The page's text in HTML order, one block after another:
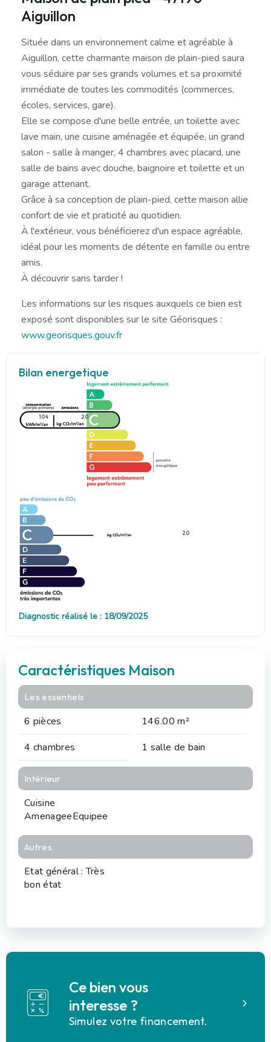
Aiguillon
Située dans un environnement calme et agréable à
Aiguillon, cette charmante maison de plain-pied saura
vous séduire par ses grands volumes et sa proximité
immédiate de toutes les commodités (commerces,
écoles, services, gare).
Elle se compose d'une belle entrée, un toilette avec
lave main, une cuisine aménagée et équipée, un grand
salon - salle à manger, 4 chambres avec placard, une
salle de bains avec douche, baignoire et toilette et un
garage attenant.
Grâce à sa conception de plain-pied, cette maison allie
confort de vie et praticité au quotidien.
À l'extérieur, vous bénéficierez d'un espace agréable,
idéal pour les moments de détente en famille ou entre
amis.
À découvrir sans tarder !
Les informations sur les risques auxquels ce bien est
exposé sont disponibles sur le site Géorisques :
www.georisques.gouv.fr
Bilan energetique
104 20
20
Diagnostic réalisé le : 18/09/2025
Caractéristiques Maison
Les essentiels
6 pièces
146.00 m²
4 chambres
1 salle de bain
Intérieur
Cuisine
AmenageeEquipee
Autres
Etat général : Très
bon état
Ce bien vous
interesse ?
Simulez votre financement.